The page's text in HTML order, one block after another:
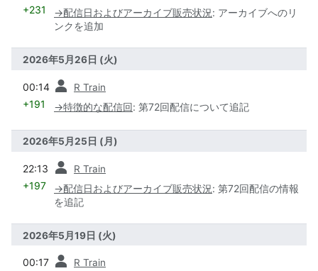
+231 →配信日およびアーカイブ販売状況: アーカイブへのリ
ンクを追加
2026年5月26日 (火)
00:14 R Train
+191 →特徴的な配信回: 第72回配信について追記
2026年5月25日 (月)
22:13 R Train
+197 →配信日およびアーカイブ販売状況: 第72回配信の情報
を追記
2026年5月19日 (火)
00:17 R Train